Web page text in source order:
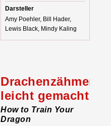
Darsteller
Amy Poehler, Bill Hader,
Lewis Black, Mindy Kaling
Drachenzähmen
leicht gemacht
How to Train Your
Dragon